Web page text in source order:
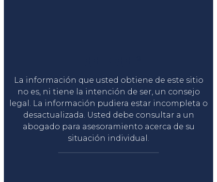
La información que usted obtiene de este sitio
no es, ni tiene la intención de ser, un consejo
legal. La información pudiera estar incompleta o
desactualizada. Usted debe consultar a un
abogado para asesoramiento acerca de su
situación individual.